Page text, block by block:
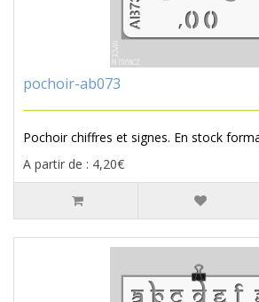
pochoir-ab073
Pochoir chiffres et signes. En stock
A partir de : 4,20€